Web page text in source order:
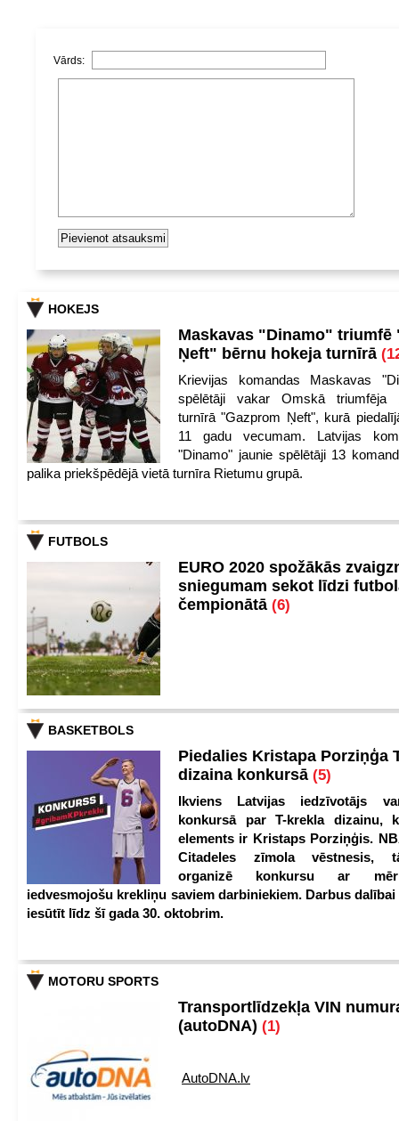
Vārds:
HOKEJS
Maskavas "Dinamo" triumfē
Ņeft" bērnu hokeja turnīrā
Krievijas komandas Maskavas
spēlētāji vakar Omskā triumfēja
turnīrā "Gazprom Ņeft", kurā
11 gadu vecumam. Latvijas
"Dinamo" jaunie spēlētāji 13
palika priekšpēdējā vietā turnīra Rietumu grupā.
FUTBOLS
EURO 2020 spožākās
sniegumam sekot līdzi
čempionātā (6)
BASKETBOLS
Piedalies Kristapa Porziņģa
dizaina konkursā (5)
Ikviens Latvijas iedzīvotājs
konkursā par T-krekla dizainu,
elements ir Kristaps Porziņģis.
Citadeles zīmola vēstnesis,
organizē konkursu ar
iedvesmojošu krekliņu saviem darbiniekiem. Darbus
iesūtīt līdz šī gada 30. oktobrim.
MOTORU SPORTS
Transportlīdzekļa VIN
(autoDNA) (1)
AutoDNA.lv